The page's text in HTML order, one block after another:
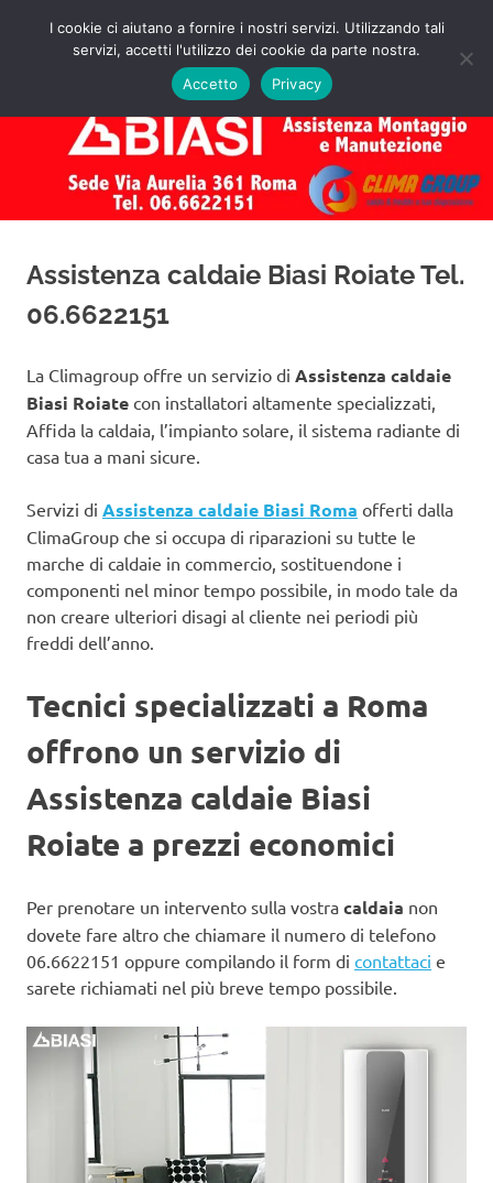
Assistenza
Caldaie
Biasi
Roma
Preventivo!
MENU
Assistenza caldaie Biasi Roiate Tel.
06.6622151
La Climagroup offre un servizio di Assistenza caldaie
Biasi Roiate con installatori altamente specializzati,
Affida la caldaia, l’impianto solare, il sistema radiante di
casa tua a mani sicure.
Servizi di Assistenza caldaie Biasi Roma offerti dalla
ClimaGroup che si occupa di riparazioni su tutte le
marche di caldaie in commercio, sostituendone i
componenti nel minor tempo possibile, in modo tale da
non creare ulteriori disagi al cliente nei periodi più
freddi dell’anno.
Tecnici specializzati a Roma
offrono un servizio di
Assistenza caldaie Biasi
Roiate a prezzi economici
Per prenotare un intervento sulla vostra caldaia non
dovete fare altro che chiamare il numero di telefono
06.6622151 oppure compilando il form di contattaci e
sarete richiamati nel più breve tempo possibile.
I cookie ci aiutano a fornire i nostri servizi. Utilizzando tali
servizi, accetti l'utilizzo dei cookie da parte nostra.
Accetto
Privacy